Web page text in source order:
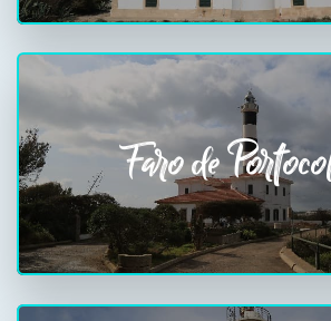
Faro de